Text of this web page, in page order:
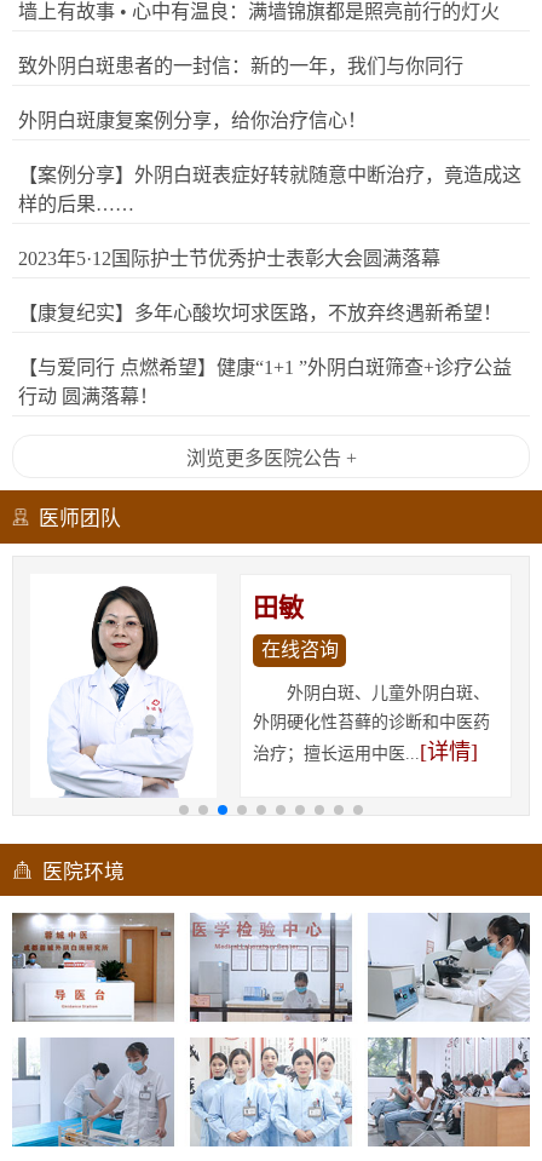
墙上有故事 • 心中有温良：满墙锦旗都是照亮前行的灯火
致外阴白斑患者的一封信：新的一年，我们与你同行
外阴白斑康复案例分享，给你治疗信心！
【案例分享】外阴白斑表症好转就随意中断治疗，竟造成这
样的后果……
2023年5·12国际护士节优秀护士表彰大会圆满落幕
【康复纪实】多年心酸坎坷求医路，不放弃终遇新希望！
【与爱同行 点燃希望】健康“1+1 ”外阴白斑筛查+诊疗公益
行动 圆满落幕！
浏览更多医院公告 +
医师团队
田敏
在线咨询
外阴白斑、儿童外阴白斑、
外阴硬化性苔藓的诊断和中医药
治疗；擅长运用中医...[详情]
医院环境